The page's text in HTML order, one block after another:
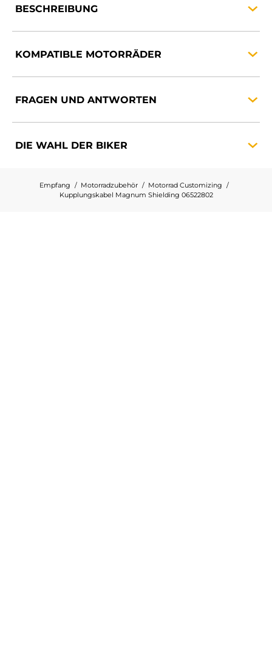
BESCHREIBUNG
KOMPATIBLE MOTORRÄDER
FRAGEN UND ANTWORTEN
DIE WAHL DER BIKER
Empfang Motorradzubehör
Motorrad Customizing
Kupplungskabel Magnum Shielding 06522802